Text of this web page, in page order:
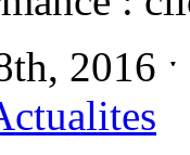
2016